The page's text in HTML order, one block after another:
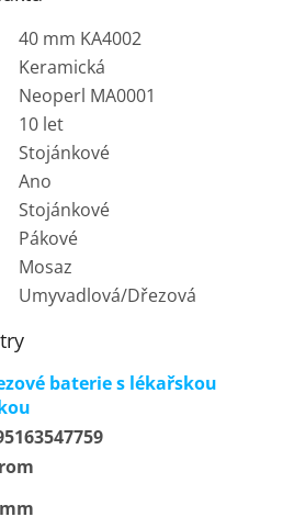
40 mm KA4002
Keramická
Neoperl MA0001
10 let
Stojánkové
Ano
Stojánkové
Pákové
Mosaz
Umyvadlová/Dřezová
baterie s lékařskou